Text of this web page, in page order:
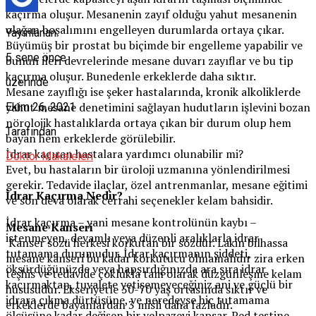
kaçırma oluşur. Mesanenin zayıf olduğu yahut mesanenin
olağan boşalımını engelleyen durumlarda ortaya çıkar.
Büyümüş bir prostat bu biçimde bir engelleme yapabilir ve
bunun ileri devrelerinde mesane duvarı zayıflar ve bu tip
kaçırma oluşur. Bunedenle erkeklerde daha sıktır.
Mesane zayıflığı ise şeker hastalarında, kronik alkoliklerde
yahut mesane denetimini sağlayan hudutların işlevini bozan
nörolojik hastalıklarda ortaya çıkan bir durum olup hem
bayan hem erkeklerde görülebilir.
İdrar kaçıran hastalara yardımcı olunabilir mi?
Evet, bu hastaların bir üroloji uzmanına yönlendirilmesi
gerekir. Tedavide ilaçlar, özel antrenmanlar, mesane eğitimi
ve son deva olarak cerrahi seçenekler kelam bahsidir.
Mesane Kanseri
Kanser sözü herkesi korkutan bir sözdür. Lakin bilhassa
mesane kanseri bu kadar korkutucu olmamalıdır zira erken
teşhis ve tedavide çoklukla tam olarak düzgünleşme kelam
hususudur. Ekseriyetle 50-70 yaş ortasında sıktır ve
erkeklerde bayanlardan 3 misli daha fazladır.
Yayınlanan
5 sene önce
üzerinde
Ekim 26, 2021
Tarafından
Doktor Makaleleri
İdrar Kaçırma Nedir?
İdrar kaçırma – yani mesane kontrolünün kaybı –
istenmeyen, devamlı veya düzenli aralıklarla idrar
tutamama durumudur. İdrar kaçırmanın şiddeti,
öksürdüğünüzde veya hapşırdığınızda ara sıra idrar
kaçırmaktan, tuvalete yetişemeyeceğiniz ani ve güçlü bir
idrara çıkma dürtüsüne, ve neredeyse hiç tutamama